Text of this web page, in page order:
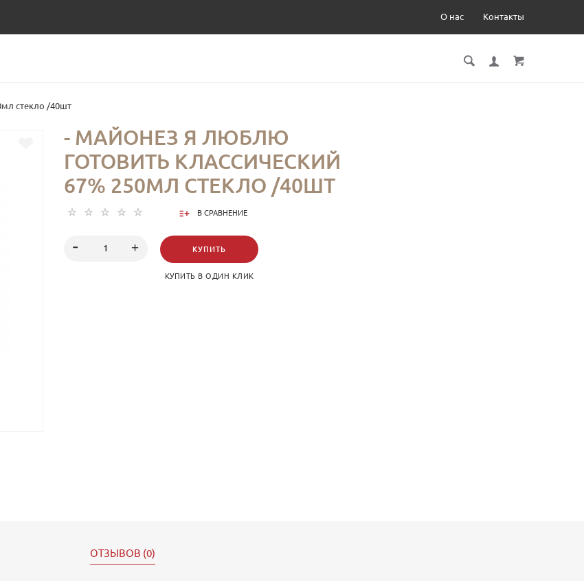
О нас Контакты
стекло /40шт
- МАЙОНЕЗ Я ЛЮБЛЮ
ГОТОВИТЬ КЛАССИЧЕСКИЙ
67% 250МЛ СТЕКЛО /40ШТ
В СРАВНЕНИЕ
КУПИТЬ
КУПИТЬ В ОДИН КЛИК
ОТЗЫВОВ (0)